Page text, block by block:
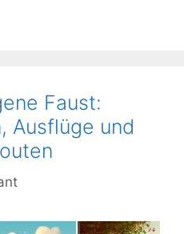
Faust:
Ausflüge und